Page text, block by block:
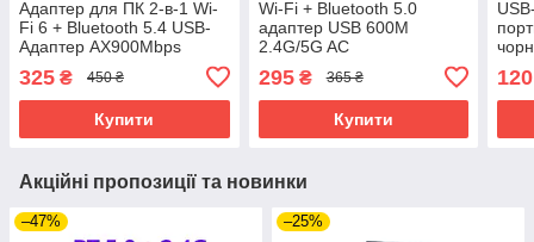
Адаптер для ПК 2-в-1 Wi-
Fi 6 + Bluetooth 5.4 USB-
Адаптер AX900Mbps
325 ₴ 450 ₴
Купити
Wi-Fi + Bluetooth 5.0
адаптер USB 600M
2.4G/5G AC
295₴ 365 ₴
Купити
120
Акційні пропозиції та новинки
–47% –25%